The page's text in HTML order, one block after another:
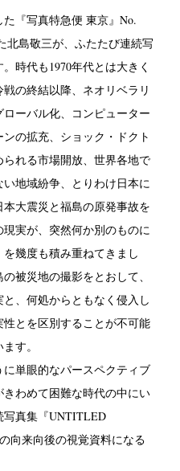
『写真特急便 東京』No.
北島敬三が、ふたたび連続写
時代も1970年代とは大きく
の終結以降、ネオリベラリ
ーバル化、コンピューター
の拡充、ショック・ドクト
れる市場開放、世界各地で
地域紛争、とりわけ日本に
大震災と福島の原発事故を
実が、突然何か別のものに
幾度も積み重ねてきまし
被災地の撮影をとおして、
、何処からともなく侵入し
とを区別することが不可能
す。
単眼的なパースペクティブ
わめて困難な時代の中にい
写真集『UNTITLED
向来向後の視覚資料になる